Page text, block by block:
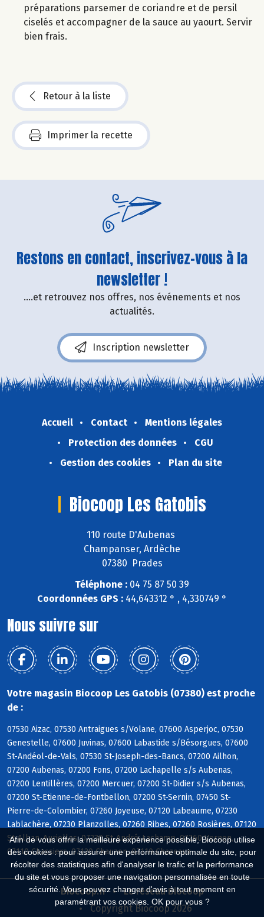
Afin de vous offrir la meilleure expérience possible, Biocoop utilise
des cookies : pour assurer une performance optimale du site, pour
récolter des statistiques afin d'analyser le trafic et la performance
du site et vous proposer une navigation personnalisée en toute
sécurité. Vous pouvez changer d'avis à tout moment en
paramétrant vos cookies. OK pour vous ?
préparations parsemer de coriandre et de persil
ciselés et accompagner de la sauce au yaourt. Servir
bien frais.
Retour à la liste
Imprimer la recette
Restons en contact, inscrivez-vous à la
newsletter !
....et retrouvez nos offres, nos événements et nos
actualités.
Inscription newsletter
Accueil Contact
Mentions légales
Protection des données
CGU
Gestion des cookies
Plan du site
Biocoop Les Gatobis
110 route D'Aubenas
Champanser, Ardèche
07380 Prades
Téléphone : 04 75 87 50 39
Coordonnées GPS : 44,643312 ° , 4,330749 °
Nous suivre sur
Votre magasin Biocoop Les Gatobis (07380) est proche
de :
07530 Aizac, 07530 Antraigues s/Volane, 07600 Asperjoc, 07530
Genestelle, 07600 Juvinas, 07600 Labastide s/Bésorgues, 07600
St-Andéol-de-Vals, 07530 St-Joseph-des-Bancs, 07200 Ailhon,
07200 Aubenas, 07200 Fons, 07200 Lachapelle s/s Aubenas,
07200 Lentillères, 07200 Mercuer, 07200 St-Didier s/s Aubenas,
07200 St-Etienne-de-Fontbellon, 07200 St-Sernin, 07450 St-
Pierre-de-Colombier, 07260 Joyeuse, 07120 Labeaume, 07230
Lablachère, 07230 Planzolles, 07260 Ribes, 07260 Rosières, 07120
St-Alban-Auriolles, 07230 St-André-Lachamp, 07260 Vernon,
07110 Chassiers, 07120 Chauzon, 07110 Chazeaux
Biocoop.fr
Le réseau Biocoop
Copyright Biocoop 2026